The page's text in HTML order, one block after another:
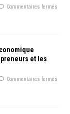
Commentaires fermés
et les
Commentaires fermés